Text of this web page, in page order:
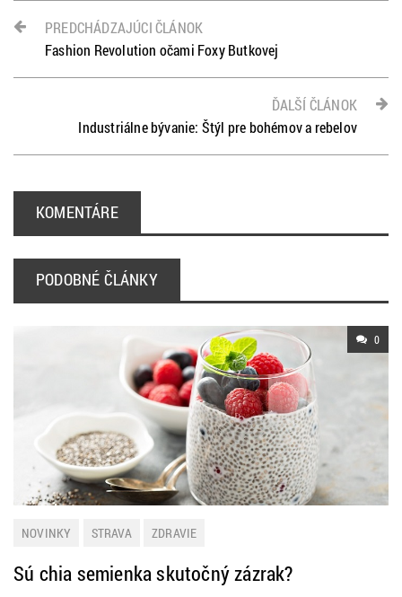
PREDCHÁDZAJÚCI ČLÁNOK
Fashion Revolution očami Foxy Butkovej
ĎALŠÍ ČLÁNOK
Industriálne bývanie: Štýl pre bohémov a rebelov
KOMENTÁRE
PODOBNÉ ČLÁNKY
0
NOVINKY STRAVA ZDRAVIE
Sú chia semienka skutočný zázrak?